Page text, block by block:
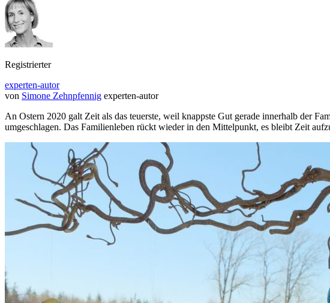
Registrierter
experten-autor
von Simone Zehnpfennig experten-autor
An Ostern 2020 galt Zeit als das teuerste, weil knappste Gut gerade innerhalb der
umgeschlagen. Das Familienleben rückt wieder in den Mittelpunkt, es bleibt Zeit